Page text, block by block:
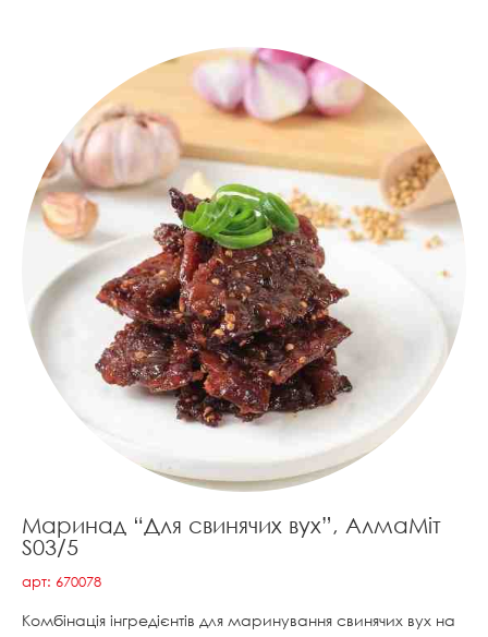
Маринад “Для свинячих вух”, АлмаМіт
S03/5
арт: 670078
Комбінація інгредієнтів для маринування свинячих вух на